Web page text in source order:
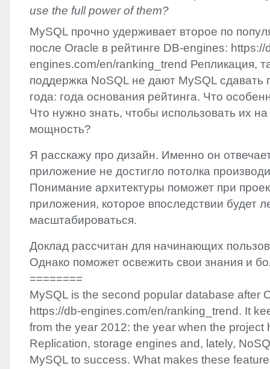
use the full power of them?
MySQL прочно удерживает второе по
после Oracle в рейтинге DB-engines: https://
engines.com/en/ranking_trend Репликация,
поддержка NoSQL не дают MySQL сдавать
года: года основания рейтинга. Что
Что нужно знать, чтобы использовать их
мощность?
Я расскажу про дизайн. Именно он
приложение не достигло потолка
Понимание архитектуры поможет при
приложения, которое впоследствии будет
масштабироваться.
Доклад рассчитан для начинающих
Однако поможет освежить свои знания и
========
MySQL is the second popular database after
https://db-engines.com/en/ranking_trend. It
from the year 2012: the year when the project
Replication, storage engines and, lately,
MySQL to success. What makes these